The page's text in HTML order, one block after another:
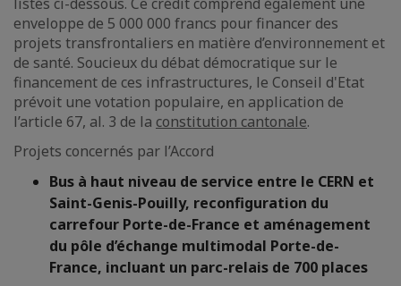
enveloppe de 5 000 000 francs pour financer des
projets transfrontaliers en matière d’environnement et
de santé. Soucieux du débat démocratique sur le
financement de ces infrastructures, le Conseil d'Etat
prévoit une votation populaire, en application de
l’article 67, al. 3 de la constitution cantonale.
Projets concernés par l’Accord
Bus à haut niveau de service entre le CERN et
Saint-Genis-Pouilly, reconfiguration du
carrefour Porte-de-France et aménagement
du pôle d’échange multimodal Porte-de-
France, incluant un parc-relais de 700 places